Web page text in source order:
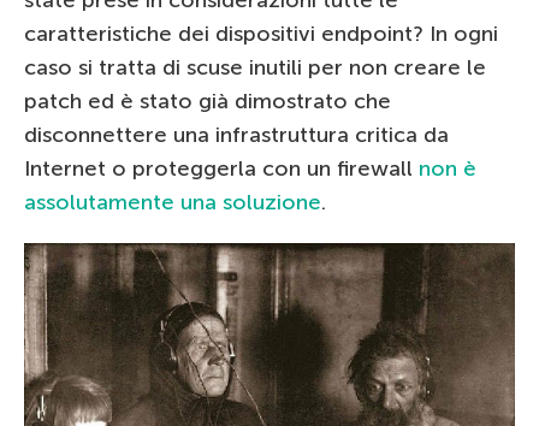
caratteristiche dei dispositivi endpoint? In ogni
caso si tratta di scuse inutili per non creare le
patch ed è stato già dimostrato che
disconnettere una infrastruttura critica da
Internet o proteggerla con un firewall non è
assolutamente una soluzione.